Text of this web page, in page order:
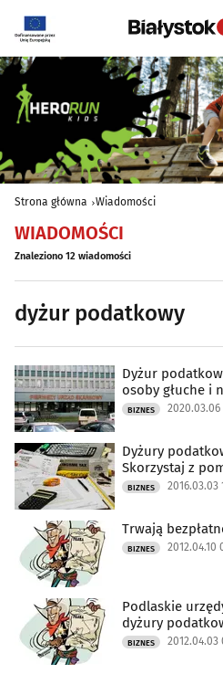
Strona główna Wiadomości
WIADOMOŚCI
Znaleziono 12 wiadomości
dyżur podatkowy
Dyżur
osoby głuche i
BIZNES 2020.03.06
Dyżury
Skorzystaj z
BIZNES 2016.03.03
Trwają
BIZNES 2012.04.10
Podlaskie
dyżury
BIZNES 2012.04.03